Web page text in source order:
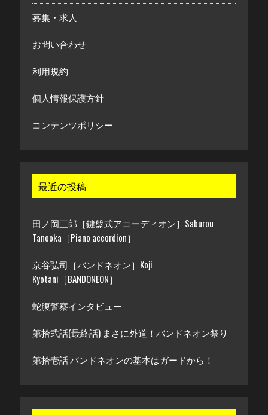
募集・求人
お問い合わせ
利用規約
個人情報保護方針
コンテンツポリシー
最近の投稿
田ノ岡三郎［鍵盤式アコーディオン］Saburou
Tanooka［Piano accordion］
京谷弘司［バンドネオン］Koji
Kyotani［BANDONEON］
蛇腹警察インタビュー
第拾弐話(最終話) まさに外道！バンドネオン祭り
第拾壱話 バンドネオンの基本はガードから！